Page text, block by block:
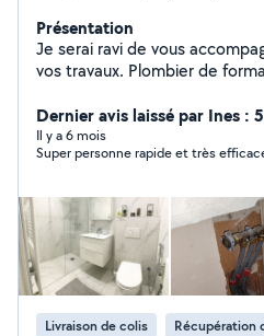
Présentation
Je serai ravi de vous
vos travaux. Plombier de
domaines. N'hésitez pas à me
d'informations.
Dernier avis laissé par Ines :
Il y a 6 mois
Super personne rapide et très
Livraison de colis Récupération